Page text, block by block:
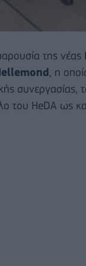
της νέας
, η
συνεργασίας,
του HeDA ως